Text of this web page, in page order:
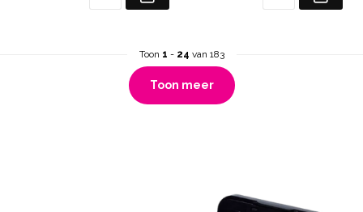
Toon 1 - 24 van 183
Toon meer